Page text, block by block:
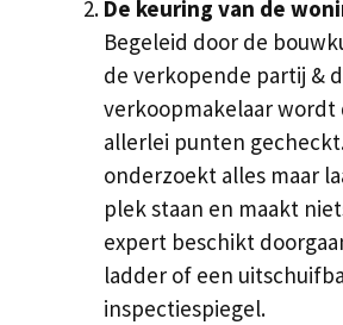
De keuring van de
Begeleid door de
de verkopende partij &
verkoopmakelaar wordt
allerlei punten
onderzoekt alles maar
plek staan en maakt
expert beschikt
ladder of een
inspectiespiegel.